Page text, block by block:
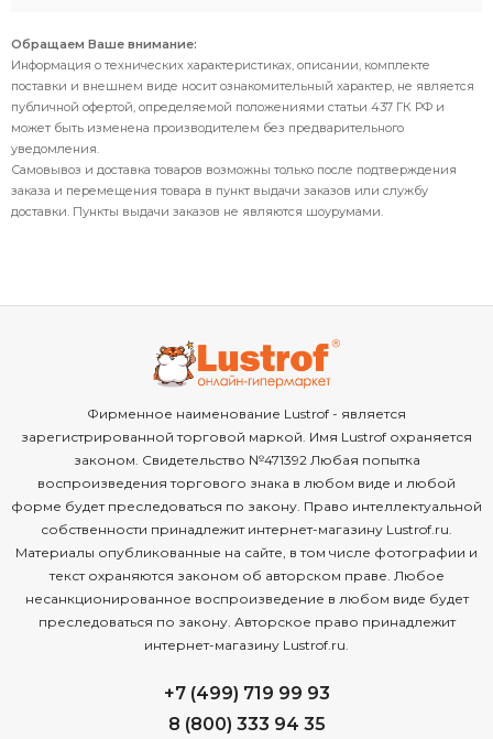
Обращаем Ваше внимание:
Информация о технических характеристиках, описании, комплекте
поставки и внешнем виде носит ознакомительный характер, не является
публичной офертой, определяемой положениями статьи 437 ГК РФ и
может быть изменена производителем без предварительного
уведомления.
Самовывоз и доставка товаров возможны только после подтверждения
заказа и перемещения товара в пункт выдачи заказов или службу
доставки. Пункты выдачи заказов не являются шоурумами.
Фирменное наименование Lustrof - является
зарегистрированной торговой маркой. Имя Lustrof охраняется
законом. Свидетельство №471392 Любая попытка
воспроизведения торгового знака в любом виде и любой
форме будет преследоваться по закону. Право интеллектуальной
собственности принадлежит интернет-магазину Lustrof.ru.
Материалы опубликованные на сайте, в том числе фотографии и
текст охраняются законом об авторском праве. Любое
несанкционированное воспроизведение в любом виде будет
преследоваться по закону. Авторское право принадлежит
интернет-магазину Lustrof.ru.
+7 (499) 719 99 93
8 (800) 333 94 35